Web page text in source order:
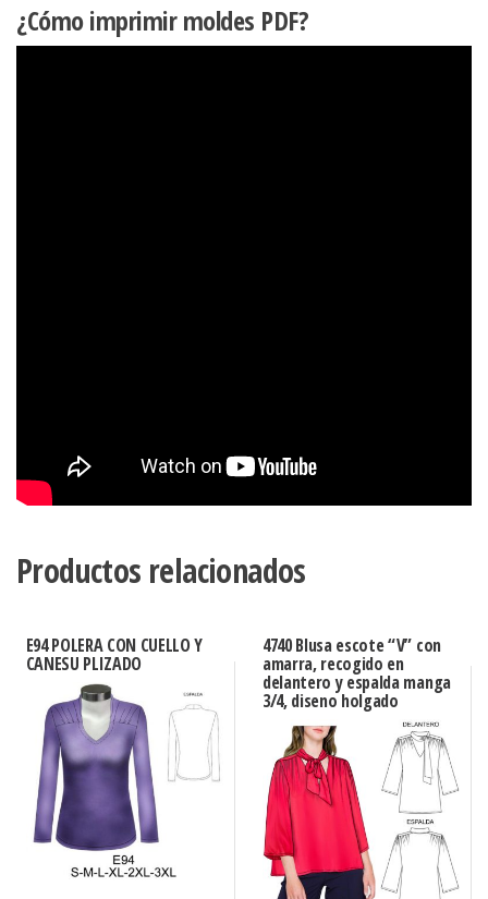
¿Cómo imprimir moldes PDF?
Productos relacionados
E94 POLERA CON CUELLO Y
CANESU PLIZADO
4740 Blusa escote “V” con
amarra, recogido en
delantero y espalda manga
3/4, diseno holgado